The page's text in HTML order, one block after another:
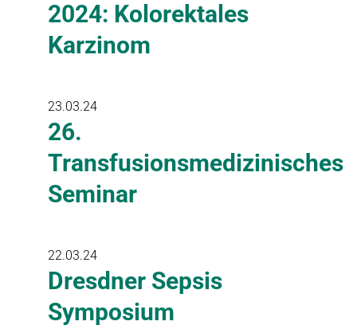
2024: Kolorektales
Karzinom
23.03.24
26.
Transfusionsmedizinisches
Seminar
22.03.24
Dresdner Sepsis
Symposium